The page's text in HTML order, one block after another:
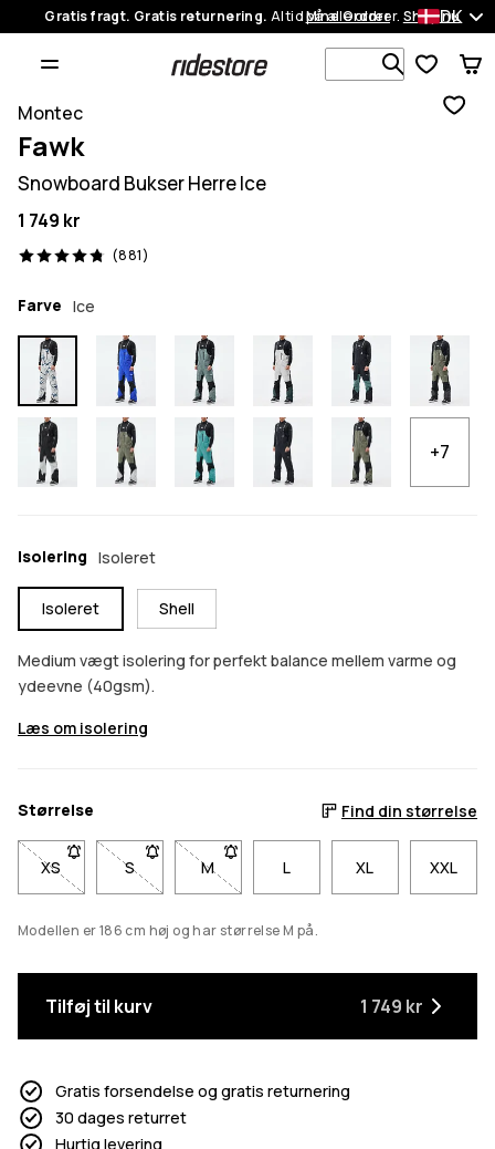
Gratis fragt. Gratis returnering. Altid på alle ordrer. Shop nu
Mine Ordrer DK
Søg i 1
Montec
Fawk
Snowboard Bukser Herre Ice
1 749 kr
(881)
881 anmeldelser, 4.8/5
Farve Ice
+7
Isolering Isoleret
Isoleret Shell
Medium vægt isolering for perfekt balance mellem varme og
ydeevne (40gsm).
Læs om isolering
Størrelse Find din størrelse
XS- Størrelse XS er ikke tilgængelig. Klik for at blive
S- Størrelse S er ikke tilgængelig. Klik for at blive
M- Størrelse M er ikke tilgængelig. Klik
L XL XXL
Modellen er 186 cm høj og har størrelse M på.
Tilføj til kurv 1 749 kr
Gratis forsendelse og gratis returnering
30 dages returret
Hurtig levering